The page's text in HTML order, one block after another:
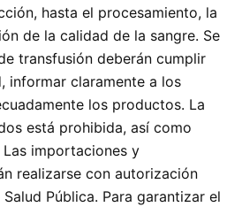
hasta el procesamiento, la
de la calidad de la sangre. Se
transfusión deberán cumplir
informar claramente a los
los productos. La
está prohibida, así como
importaciones y
realizarse con autorización
Pública. Para garantizar el